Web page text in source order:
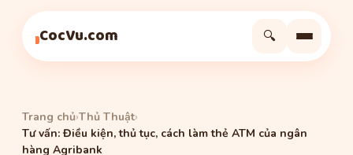
CocVu.com 🔍
Trang chủ›Thủ Thuật›
Tư vấn: Điều kiện, thủ tục, cách làm thẻ ATM của ngân
hàng Agribank
Tìm hiểu
Cuộc Sống
Cuộc Sống